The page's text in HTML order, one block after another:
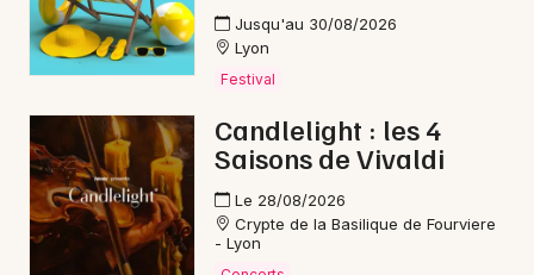
Jusqu'au 30/08/2026
Lyon
Festival
Candlelight : les 4
Saisons de Vivaldi
Le 28/08/2026
Crypte de la Basilique de Fourviere
- Lyon